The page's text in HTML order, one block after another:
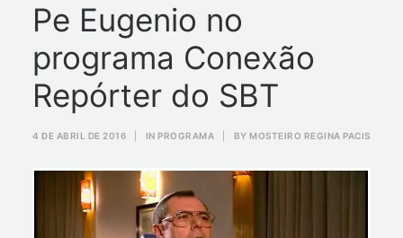
FUNDADOR
MEDJUGORJE
ESPIRITUALIDADE
ATUALIDADES
DOAÇÃO
Pe Eugenio no
programa Conexão
Repórter do SBT
4 DE ABRIL DE 2016 IN PROGRAMA BY MOSTEIRO REGINA PACIS